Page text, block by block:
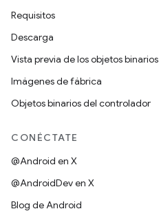
Requisitos
Descarga
Vista previa de los objetos binarios
Imágenes de fábrica
Objetos binarios del controlador
CONÉCTATE
@Android en X
@AndroidDev en X
Blog de Android